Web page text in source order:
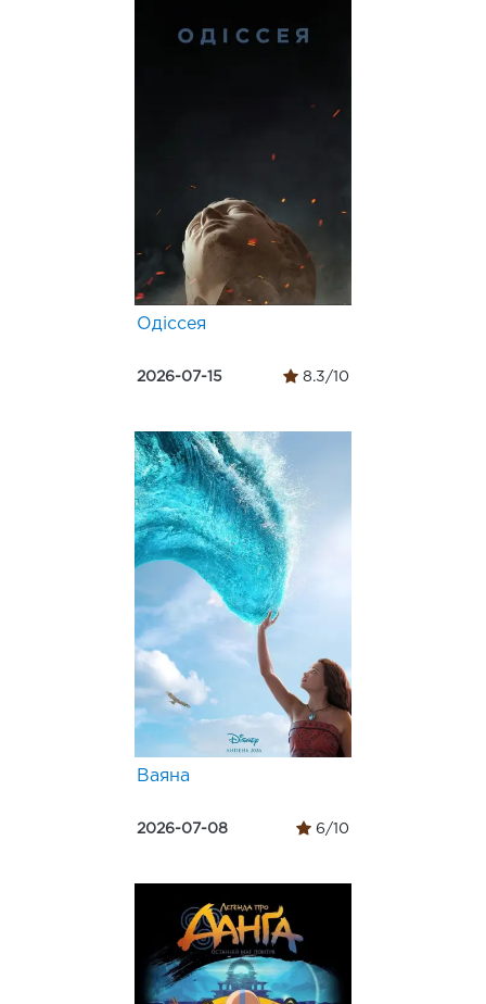
Одіссея
2026-07-15 8.3/10
Ваяна
2026-07-08 6/10